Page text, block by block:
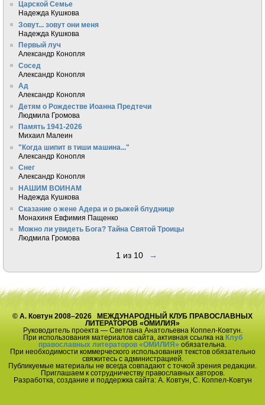
Царской Семье
Надежда Кушкова
Зовут... зовут они меня
Надежда Кушкова
Первый луч
Александр Конопля
Сосед
Александр Конопля
Ад
Александр Конопля
Детям о Рождестве Иоанна Предтечи
Людмила Громова
Память 1941-2026
Михаил Малеин
"Когда шипит в тиши машина..."
Александр Конопля
Снег
Александр Конопля
НАШИМ ВОИНАМ
Надежда Кушкова
Сказание о жене Адера и о рыжей блуднице
Монахиня Евфимия Пащенко
Можно ли увидеть Бога? Тайна Святой Троицы
Людмила Громова
1 из 10 →
© А. Ковтун 2008–2026 МЕЖДУНАРОДНЫЙ КЛУБ ПРАВОСЛАВНЫХ
ЛИТЕРАТОРОВ «ОМИЛИЯ»
Руководитель проекта — Светлана Анатольевна Коппел-Ковтун.
При использования материалов сайта, активная ссылка на Клуб
православных литераторов «ОМИЛИЯ» обязательна.
При необходимости коммерческого использования текстов обязательно
свяжитесь с администрацией.
Публикуемые материалы не всегда совпадают с точкой зрения редакции.
Приглашаем к сотрудничеству православных авторов.
Разработка, создание и поддержка сайта: А. Ковтун, С. Коппел-Ковтун